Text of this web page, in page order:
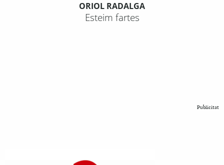
ORIOL RADALGA
Esteim fartes
Publicitat